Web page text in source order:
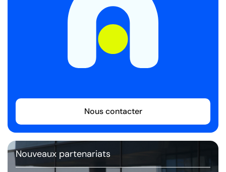
Nous contacter
Nouveaux partenariats